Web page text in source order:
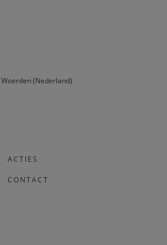
(Nederland)
ACTIES
CONTACT